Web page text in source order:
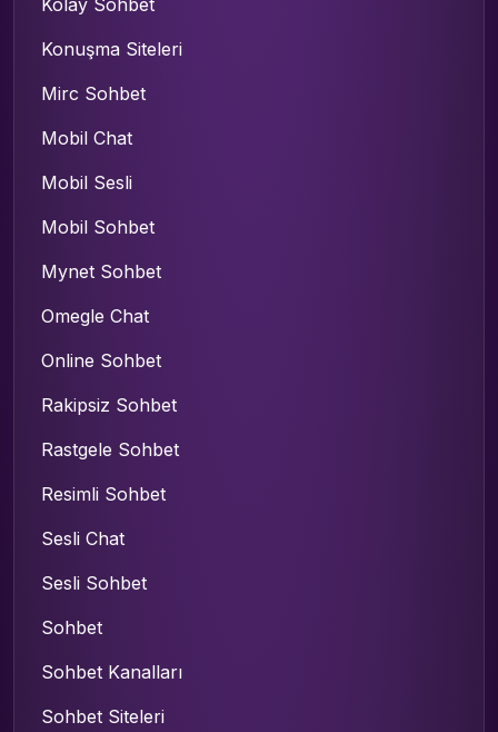
Konuşma Siteleri
Mirc Sohbet
Mobil Chat
Mobil Sesli
Mobil Sohbet
Mynet Sohbet
Omegle Chat
Online Sohbet
Rakipsiz Sohbet
Rastgele Sohbet
Resimli Sohbet
Sesli Chat
Sesli Sohbet
Sohbet
Sohbet Kanalları
Sohbet Siteleri